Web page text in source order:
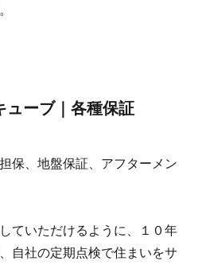
ーブ｜各種保証
保、地盤保証、アフターメン
ていただけるように、１０年
自社の定期点検で住まいをサ